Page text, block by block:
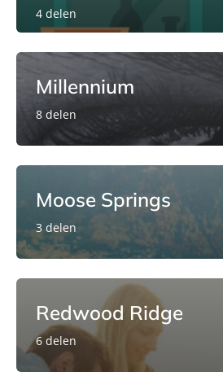
4 delen
Millennium
8 delen
Moose Springs
3 delen
Redwood Ridge
6 delen